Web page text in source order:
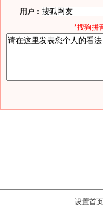
用户：
*搜狗拼
设置首页